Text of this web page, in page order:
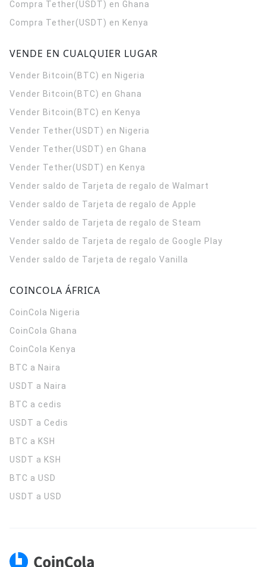
Compra Tether(USDT) en Ghana
Compra Tether(USDT) en Kenya
VENDE EN CUALQUIER LUGAR
Vender Bitcoin(BTC) en Nigeria
Vender Bitcoin(BTC) en Ghana
Vender Bitcoin(BTC) en Kenya
Vender Tether(USDT) en Nigeria
Vender Tether(USDT) en Ghana
Vender Tether(USDT) en Kenya
Vender saldo de Tarjeta de regalo de Walmart
Vender saldo de Tarjeta de regalo de Apple
Vender saldo de Tarjeta de regalo de Steam
Vender saldo de Tarjeta de regalo de Google Play
Vender saldo de Tarjeta de regalo Vanilla
COINCOLA ÁFRICA
CoinCola Nigeria
CoinCola Ghana
CoinCola Kenya
BTC a Naira
USDT a Naira
BTC a cedis
USDT a Cedis
BTC a KSH
USDT a KSH
BTC a USD
USDT a USD